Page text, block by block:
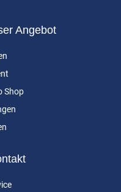
Angebot
Shop